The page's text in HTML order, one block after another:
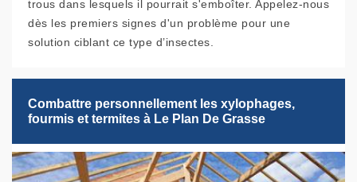
trous dans lesquels il pourrait s'emboîter. Appelez-nous
dès les premiers signes d'un problème pour une
solution ciblant ce type d’insectes.
Combattre personnellement les xylophages,
fourmis et termites à Le Plan De Grasse